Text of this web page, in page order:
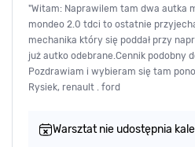
"Witam: Naprawilem tam dwa autka
mondeo 2.0 tdci to ostatnie
mechanika który się poddał przy
już autko odebrane.Cennik podobny
Pozdrawiam i wybieram się tam
Rysiek, renault . ford
Warsztat nie udostępnia